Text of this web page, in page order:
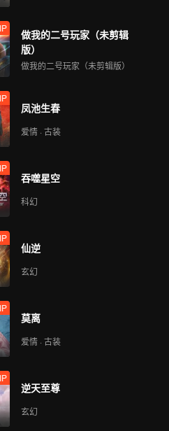
做我的二号玩家（未剪辑
版）
做我的二号玩家（未剪辑版）
凤池生春
爱情 · 古装
吞噬星空
科幻
仙逆
玄幻
莫离
爱情 · 古装
逆天至尊
玄幻